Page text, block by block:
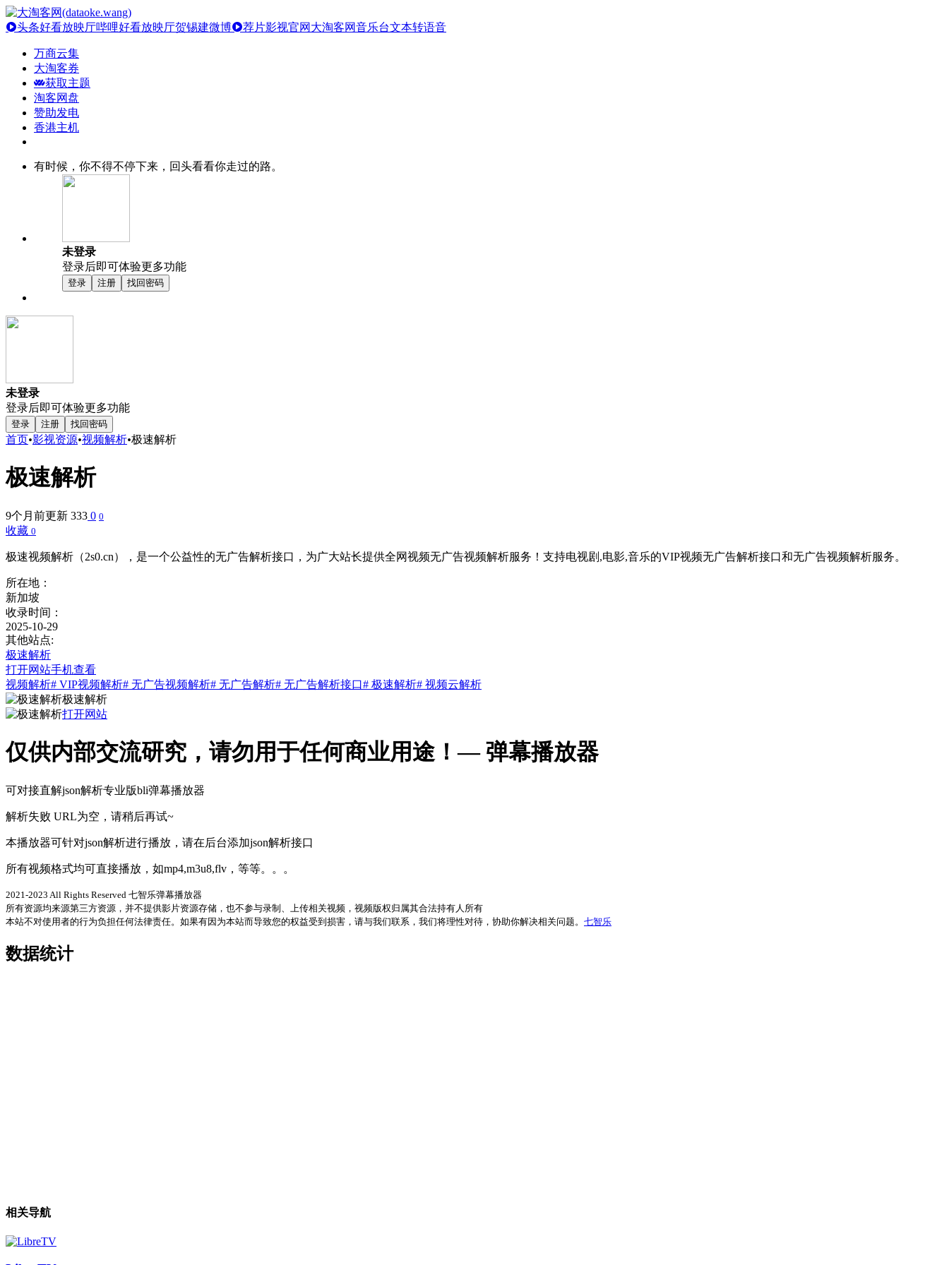
头条好看放映厅哔哩好看放映厅贺锡建微博 荐片影视官网 大淘客网音乐台文本转语音
万商云集
大淘客券
获取主题
淘客网盘
赞助发电
香港主机
有时候，你不得不停下来，回头看看你走过的路。
未登录
登录后即可体验更多功能
登录 注册 找回密码
未登录
登录后即可体验更多功能
登录 注册 找回密码
首页•影视资源•视频解析•极速解析
极速解析
9个月前更新 333 0 0
收藏 0
极速视频解析（2s0.cn），是一个公益性的无广告解析接口，为广大站长提供全网视频无广告视频解析服务！支持电视剧,电影,音乐的VIP视频无广告解析接口和无广告视频解析服务。
所在地：
新加坡
收录时间：
2025-10-29
其他站点:
极速解析
打开网站手机查看
视频解析# VIP视频解析# 无广告视频解析# 无广告解析# 无广告解析接口# 极速解析# 视频云解析
极速解析
打开网站
仅供内部交流研究，请勿用于任何商业用途！— 弹幕播放器
可对接直解json解析专业版bli弹幕播放器
解析失败 URL为空，请稍后再试~
本播放器可针对json解析进行播放，请在后台添加json解析接口
所有视频格式均可直接播放，如mp4,m3u8,flv，等等。。。
2021-2023 All Rights Reserved 七智乐弹幕播放器
所有资源均来源第三方资源，并不提供影片资源存储，也不参与录制、上传相关视频，视频版权归属其合法持有人所有
本站不对使用者的行为负担任何法律责任。如果有因为本站而导致您的权益受到损害，请与我们联系，我们将理性对待，协助你解决相关问题。 七智乐
数据统计
相关导航